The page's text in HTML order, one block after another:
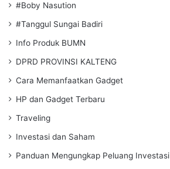
#Boby Nasution
#Tanggul Sungai Badiri
Info Produk BUMN
DPRD PROVINSI KALTENG
Cara Memanfaatkan Gadget
HP dan Gadget Terbaru
Traveling
Investasi dan Saham
Panduan Mengungkap Peluang Investasi